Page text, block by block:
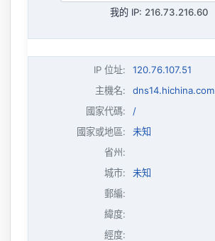
我的 IP: 216.73.216.60
IP 位址:
120.76.107.51
主機名:
dns14.hichina.com
國家代碼:
/
國家或地區:
未知
省州:
城市:
未知
郵編:
緯度:
經度: